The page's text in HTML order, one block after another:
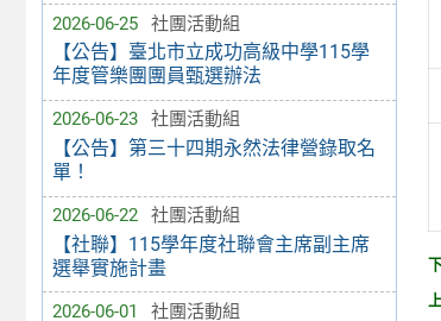
2026-06-25 社團活動組
【公告】臺北市立成功高級中學115學
年度管樂團團員甄選辦法
2026-06-23 社團活動組
【公告】第三十四期永然法律營錄取名
單！
2026-06-22 社團活動組
【社聯】115學年度社聯會主席副主席
選舉實施計畫
2026-06-01 社團活動組